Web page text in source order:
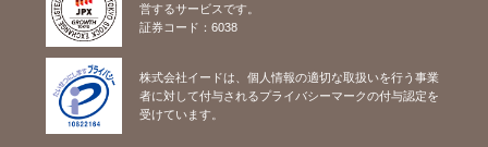
営するサービスです。
証券コード：6038
株式会社イードは、個人情報の適切な取扱いを行う事業
者に対して付与されるプライバシーマークの付与認定を
受けています。